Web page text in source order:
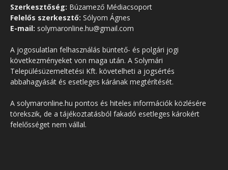
Szerkesztőség: Búzamező Médiacsoport
Felelős szerkesztő: Sólyom Ágnes
E-mail: solymaronline.hu@gmail.com
A jogosulatlan felhasználás büntető- és polgári jogi
következményeket von maga után. A Solymári
Településüzemeltetési Kft. követelheti a jogsértés
abbahagyását és esetleges kárának megtérítését.
A solymaronline.hu pontos és hiteles információk közlésére
törekszik, de a tájékoztatásból fakadó esetleges károkért
felelősséget nem vállal.